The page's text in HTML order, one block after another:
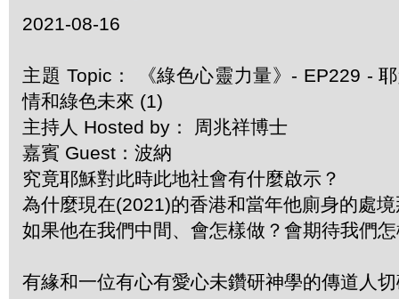
2021-08-16
主題 Topic： 《綠色心靈力量》- EP229 -
情和綠色未來 (1)
主持人 Hosted by： 周兆祥博士
嘉賓 Guest：波納
究竟耶穌對此時此地社會有什麼啟示？
為什麼現在(2021)的香港和當年他廁身的處
如果他在我們中間、會怎樣做？會期待我們
有緣和一位有心有愛心未鑽研神學的傳道人